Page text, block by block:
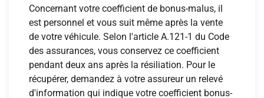
Concernant votre coefficient de bonus-malus, il
est personnel et vous suit même après la vente
de votre véhicule. Selon l'article A.121-1 du Code
des assurances, vous conservez ce coefficient
pendant deux ans après la résiliation. Pour le
récupérer, demandez à votre assureur un relevé
d'information qui indique votre coefficient bonus-